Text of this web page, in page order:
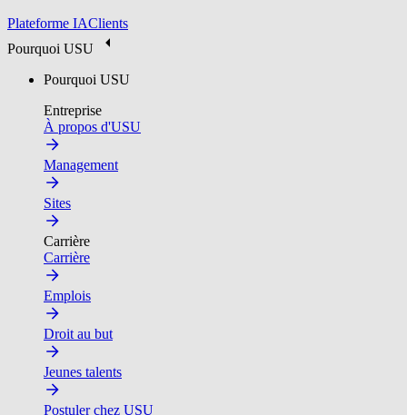
Plateforme IAClients
Pourquoi USU
Pourquoi USU
Entreprise
À propos d'USU
Management
Sites
Carrière
Carrière
Emplois
Droit au but
Jeunes talents
Postuler chez USU